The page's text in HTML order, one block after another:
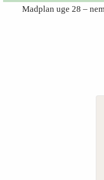
Madplan uge 28 –